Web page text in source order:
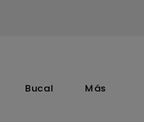
Bucal Más